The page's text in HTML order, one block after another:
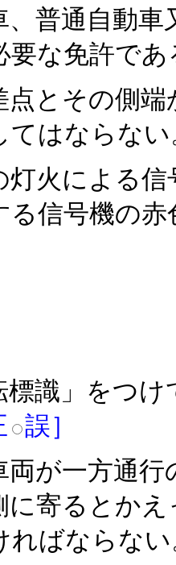
、普通自動
要な免許で
点とその側
てはならな
灯火による
る信号機の
標識」をつ
誤］
両が一方通
に寄るとか
ればならな